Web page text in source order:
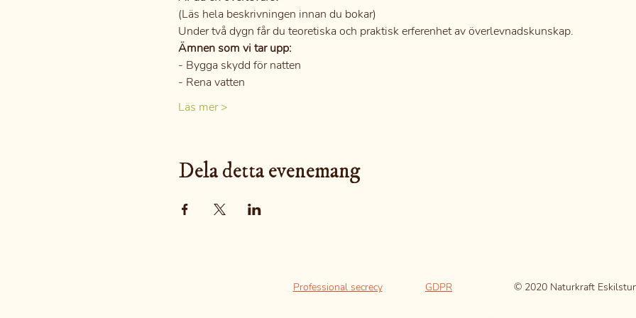
(Läs hela beskrivningen innan du bokar)
Under två dygn får du teoretiska och praktisk erferenhet av överlevnadskunskap.
Ämnen som vi tar upp:
- Bygga skydd för natten
- Rena vatten
Läs mer >
Dela detta evenemang
Professional secrecy GDPR © 2020 Naturkraft